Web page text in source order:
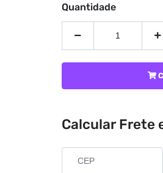
Quantidade
Calcular Frete